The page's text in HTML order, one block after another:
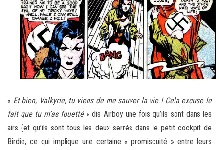
« Et bien, Valkyrie, tu viens de me sauver la vie ! Cela excuse le
fait que tu m’as fouetté» dis Airboy une fois qu’ils sont dans les
airs (et qu’ils sont tous les deux serrés dans le petit cockpit de
Birdie, ce qui implique une certaine « promiscuité » entre leurs